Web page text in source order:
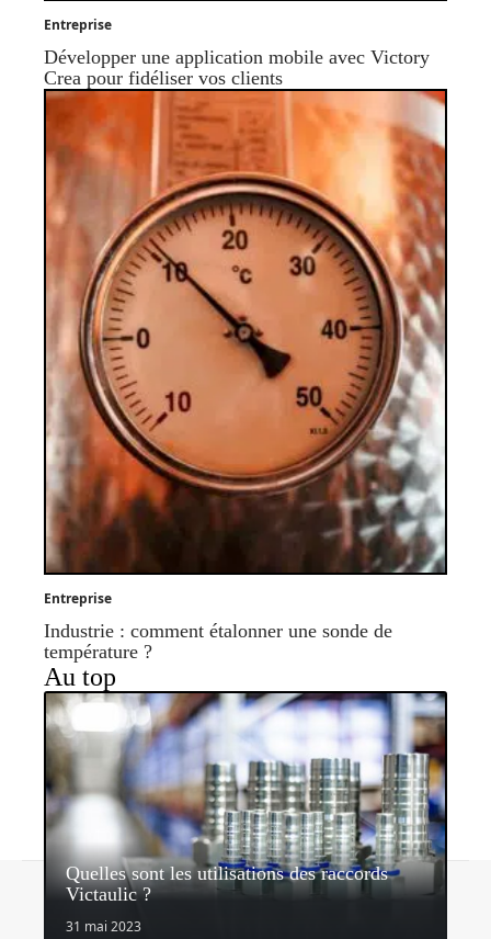
Entreprise
Développer une application mobile avec Victory
Crea pour fidéliser vos clients
Entreprise
Industrie : comment étalonner une sonde de
température ?
Au top
Quelles sont les utilisations des raccords
Victaulic ?
31 mai 2023
Contact Mentions légales Sitemap